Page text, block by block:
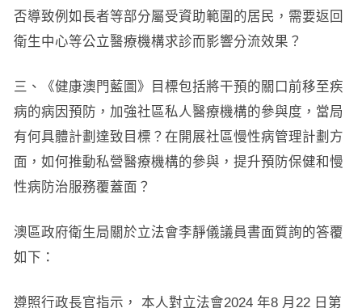
否導致例如長者等部分屬受資助範圍的居民，需要返回
衛生中心等公立醫療機構求診而影響分流效果？
三、《健康澳門藍圖》目標包括將干預的關口前移至疾
病的病因預防，加強社區私人醫療機構的參與度，當局
有何具體計劃達致目標？在開展社區慢性病管理計劃方
面，如何推動私營醫療機構的參與，提升預防保健和慢
性病防治服務覆蓋面？
澳區政府衛生局關於立法會李靜儀議員書面質詢的答覆
如下：
遵照行政長官指示， 本人對立法會2024 年8 月22 日第